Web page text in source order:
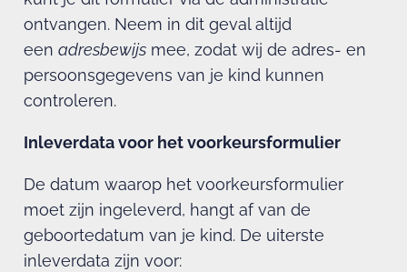
ontvangen. Neem in dit geval altijd
een adresbewijsmee, zodat wij de adres- en
persoonsgegevens van je kind kunnen
controleren.
Inleverdata voor het voorkeursformulier
De datum waarop het voorkeursformulier
moet zijn ingeleverd, hangt af van de
geboortedatum van je kind. De uiterste
inleverdata zijn voor: